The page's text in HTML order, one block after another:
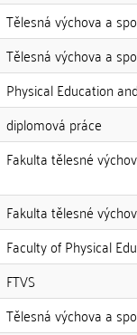
Tělesná výchova a
Tělesná výchova a
Physical Education
diplomová práce
Fakulta tělesné
Fakulta tělesné
Faculty of Physical
FTVS
Tělesná výchova a